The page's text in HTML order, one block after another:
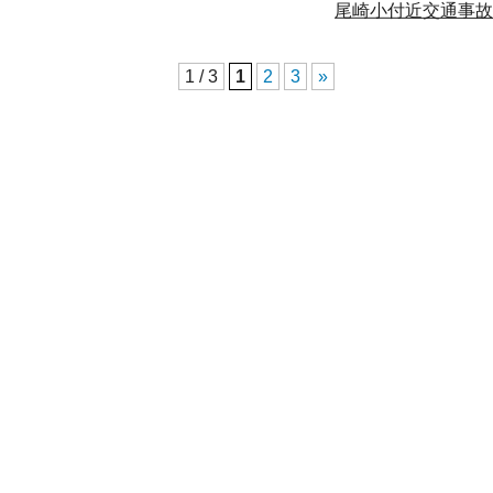
尾崎小付近交通事
1 / 3 1 2 3 »